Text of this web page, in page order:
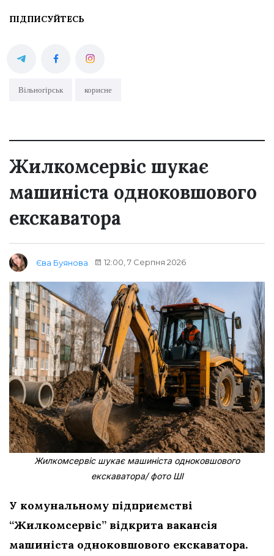
ПІДПИСУЙТЕСЬ
Вільногірськ корисне
Жилкомсервіс шукає
машиніста одноковшового
екскаватора
Єва Буянова 12:00, 7 Серпня 2026
Жилкомсервіс шукає машиніста одноковшового
екскаватора/ фото ШІ
У комунальному підприємстві
“Жилкомсервіс” відкрита вакансія
машиніста одноковшового екскаватора.